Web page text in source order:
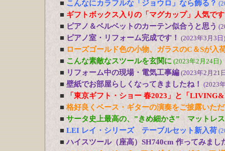
■ こんなにカラフルな「ジョウロ」なら飾る？
■ ギフトボックス入りの「マグカップ」人気で
■ ピアノ＆ベルベットのカーテン似合うと思う
■ ピアノ室・リフォーム完成です！ (2023年3月3日)
■ ローズゴールド色の小物、ガラスのC＆Sが入
■ こんな素敵なスツールを玄関に (2023年2月24日)
■ リフォーム中の現場・電気工事編 (2023年2月21
■ 壁紙でお部屋らしくなってきましたね！ (2023
■
「東京ギフト・ショー 春2023」と「
■ 格好良くベース・ギターの演奏をご披露いた
■ サータ史上最高の、”きめ細かさ” マットレ
■ LEI レイ・シリーズ テーブルセット新入荷
■ ハイスツール（座高）SH740cm 作ってみまし